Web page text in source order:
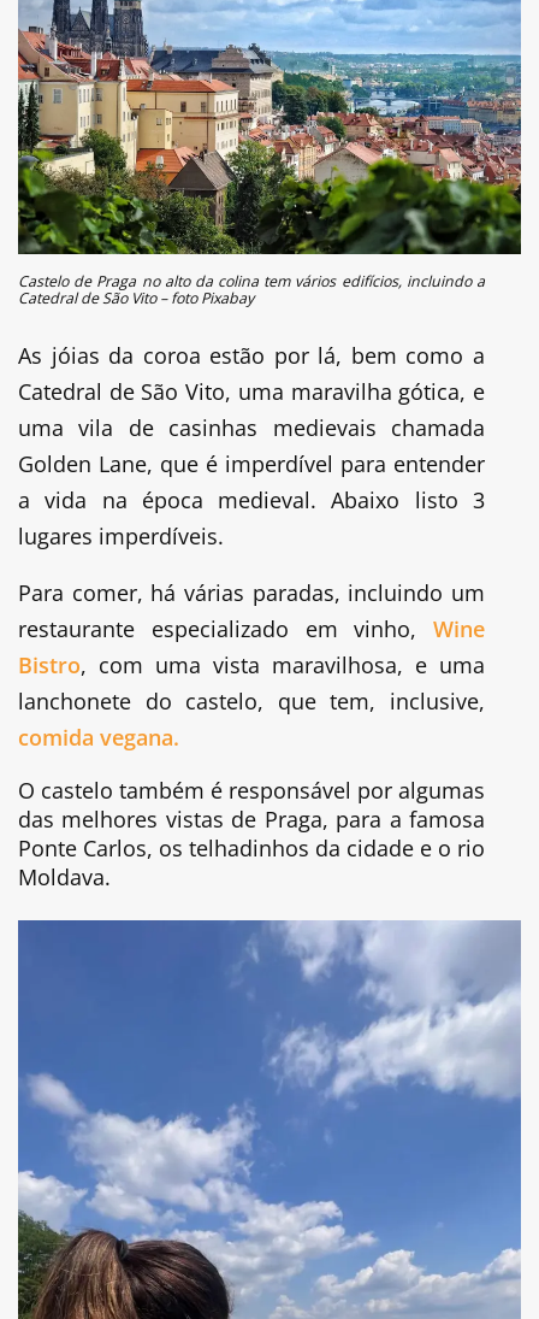
Castelo de Praga no alto da colina tem vários edifícios, incluindo a
Catedral de São Vito – foto Pixabay
As jóias da coroa estão por lá, bem como a
Catedral de São Vito, uma maravilha gótica, e
uma vila de casinhas medievais chamada
Golden Lane, que é imperdível para entender
a vida na época medieval. Abaixo listo 3
lugares imperdíveis.
Para comer, há várias paradas, incluindo um
restaurante especializado em vinho, Wine
Bistro, com uma vista maravilhosa, e uma
lanchonete do castelo, que tem, inclusive,
comida vegana.
O castelo também é responsável por algumas
das melhores vistas de Praga, para a famosa
Ponte Carlos, os telhadinhos da cidade e o rio
Moldava.